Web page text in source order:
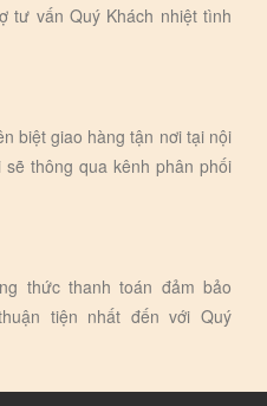
tư vấn Quý Khách nhiệt tình
biệt giao hàng tận nơi tại nội
thông qua kênh phân phối
thức thanh toán đảm bảo
tiện nhất đến với Quý